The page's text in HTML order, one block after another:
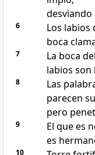
desviando
6
Los labios
boca
7
La boca
labios son
8
Las
parecen
pero
9
El que es
es
10